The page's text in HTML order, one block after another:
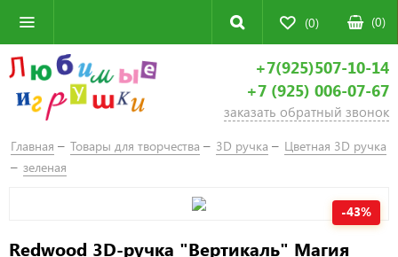
(0) (0)
+7(925)507-10-14
+7 (925) 006-07-67
заказать обратный звонок
Главная Товары для творчества 3D ручка
Цветная 3D ручка
зеленая
-43%
Redwood 3D-ручка "Вертикаль" Магия